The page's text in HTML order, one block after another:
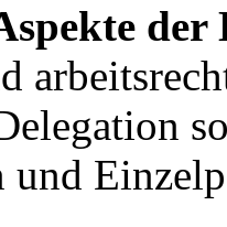
der
und